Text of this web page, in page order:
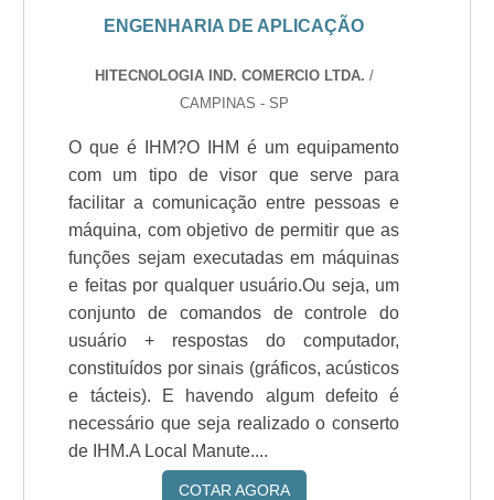
ENGENHARIA DE APLICAÇÃO
HITECNOLOGIA IND. COMERCIO LTDA. /
CAMPINAS - SP
O que é IHM?O IHM é um equipamento
com um tipo de visor que serve para
facilitar a comunicação entre pessoas e
máquina, com objetivo de permitir que as
funções sejam executadas em máquinas
e feitas por qualquer usuário.Ou seja, um
conjunto de comandos de controle do
usuário + respostas do computador,
constituídos por sinais (gráficos, acústicos
e tácteis). E havendo algum defeito é
necessário que seja realizado o conserto
de IHM.A Local Manute....
COTAR AGORA